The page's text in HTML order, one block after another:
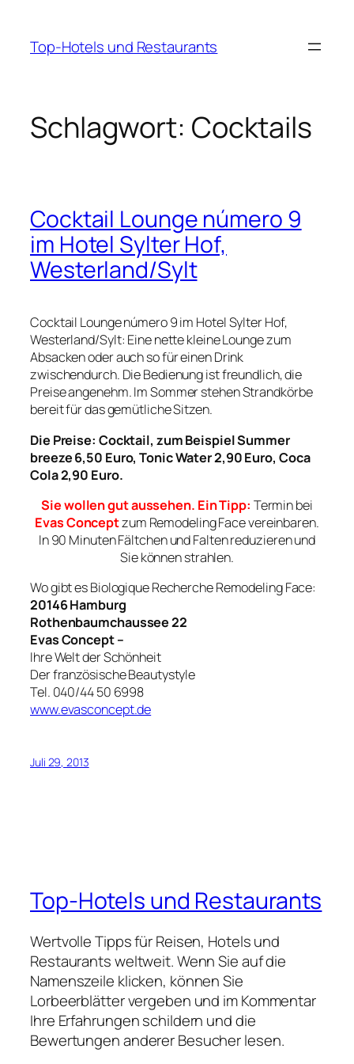
springen
Top-Hotels und Restaurants
Schlagwort: Cocktails
Cocktail Lounge número 9
im Hotel Sylter Hof,
Westerland/Sylt
Cocktail Lounge número 9 im Hotel Sylter Hof,
Westerland/Sylt: Eine nette kleine Lounge zum
Absacken oder auch so für einen Drink
zwischendurch. Die Bedienung ist freundlich, die
Preise angenehm. Im Sommer stehen Strandkörbe
bereit für das gemütliche Sitzen.
Die Preise: Cocktail, zum Beispiel Summer
breeze 6,50 Euro, Tonic Water 2,90 Euro, Coca
Cola 2,90 Euro.
Sie wollen gut aussehen. Ein Tipp: Termin bei
Evas Conceptzum Remodeling Face vereinbaren.
In 90 Minuten Fältchen und Falten reduzieren und
Sie können strahlen.
Wo gibt es Biologique Recherche Remodeling Face:
20146 Hamburg
Rothenbaumchaussee 22
Evas Concept –
Ihre Welt der Schönheit
Der französische Beautystyle
Tel. 040/44 50 6998
www.evasconcept.de
Juli 29, 2013
Top-Hotels und Restaurants
Wertvolle Tipps für Reisen, Hotels und
Restaurants weltweit. Wenn Sie auf die
Namenszeile klicken, können Sie
Lorbeerblätter vergeben und im Kommentar
Ihre Erfahrungen schildern und die
Bewertungen anderer Besucher lesen.